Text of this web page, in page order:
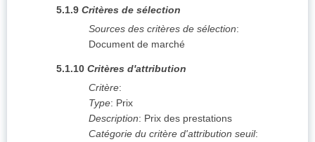
5.1.9 Critères de sélection
Sources des critères de sélection:
Document de marché
5.1.10 Critères d'attribution
Critère:
Type: Prix
Description: Prix des prestations
Catégorie du critère d'attribution seuil: